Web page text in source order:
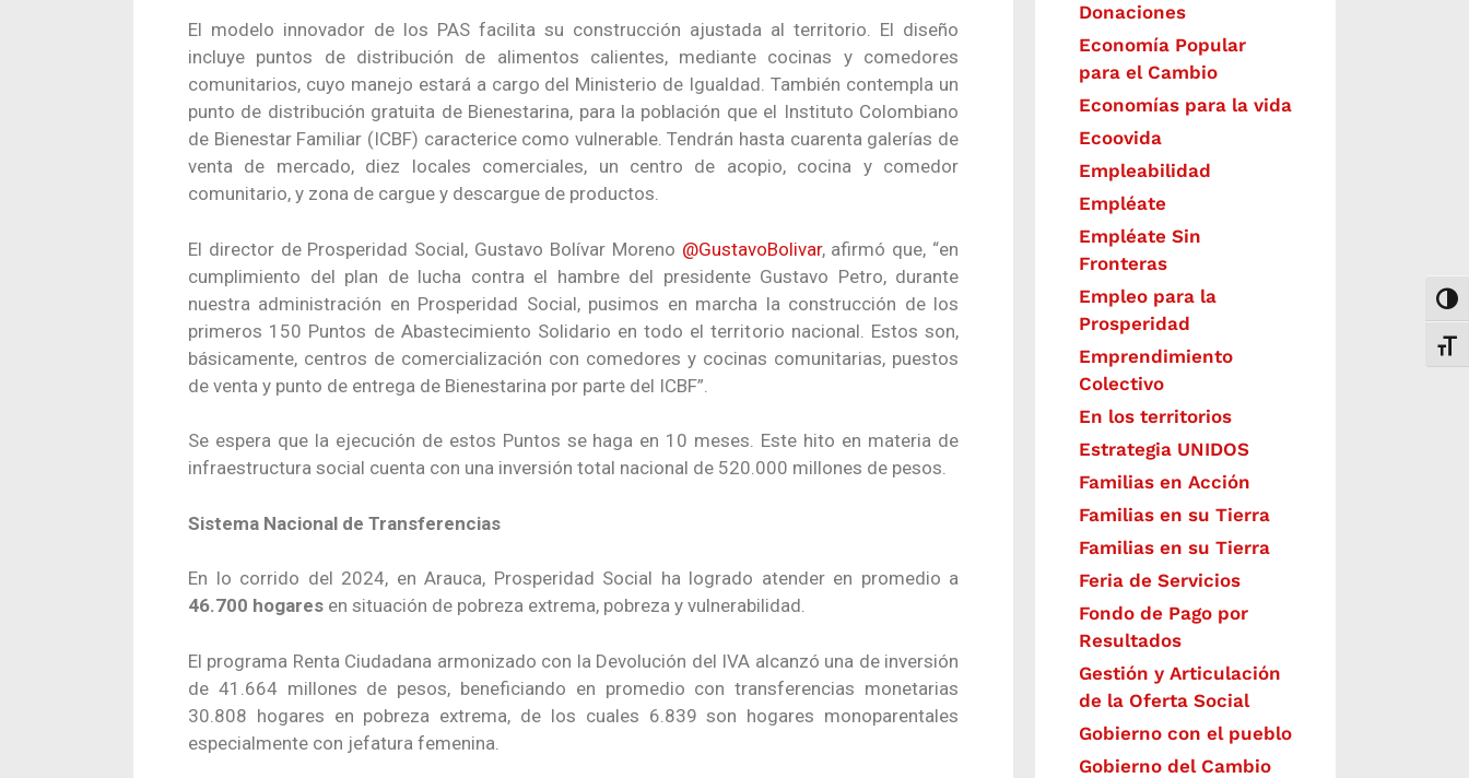
El modelo innovador de los PAS facilita su construcción ajustada al territorio. El diseño
incluye puntos de distribución de alimentos calientes, mediante cocinas y comedores
comunitarios, cuyo manejo estará a cargo del Ministerio de Igualdad. También contempla un
punto de distribución gratuita de Bienestarina, para la población que el Instituto Colombiano
de Bienestar Familiar (ICBF) caracterice como vulnerable. Tendrán hasta cuarenta galerías de
venta de mercado, diez locales comerciales, un centro de acopio, cocina y comedor
comunitario, y zona de cargue y descargue de productos.
El director de Prosperidad Social, Gustavo Bolívar Moreno @GustavoBolivar, afirmó que, “en
cumplimiento del plan de lucha contra el hambre del presidente Gustavo Petro, durante
nuestra administración en Prosperidad Social, pusimos en marcha la construcción de los
primeros 150 Puntos de Abastecimiento Solidario en todo el territorio nacional. Estos son,
básicamente, centros de comercialización con comedores y cocinas comunitarias, puestos
de venta y punto de entrega de Bienestarina por parte del ICBF”.
Se espera que la ejecución de estos Puntos se haga en 10 meses. Este hito en materia de
infraestructura social cuenta con una inversión total nacional de 520.000 millones de pesos.
Sistema Nacional de Transferencias
En lo corrido del 2024, en Arauca, Prosperidad Social ha logrado atender en promedio a
46.700 hogares en situación de pobreza extrema, pobreza y vulnerabilidad.
El programa Renta Ciudadana armonizado con la Devolución del IVA alcanzó una de inversión
de 41.664 millones de pesos, beneficiando en promedio con transferencias monetarias
30.808 hogares en pobreza extrema, de los cuales 6.839 son hogares monoparentales
especialmente con jefatura femenina.
Donaciones
Economía Popular
para el Cambio
Economías para la vida
Ecoovida
Empleabilidad
Empléate
Empléate Sin
Fronteras
Empleo para la
Prosperidad
Emprendimiento
Colectivo
En los territorios
Estrategia UNIDOS
Familias en Acción
Familias en su Tierra
Familias en su Tierra
Feria de Servicios
Fondo de Pago por
Resultados
Gestión y Articulación
de la Oferta Social
Gobierno con el pueblo
Gobierno del Cambio